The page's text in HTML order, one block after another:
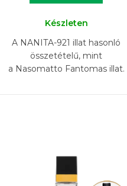
Készleten
A NANITA-921 illat hasonló
összetételű, mint
a Nasomatto Fantomas illat.